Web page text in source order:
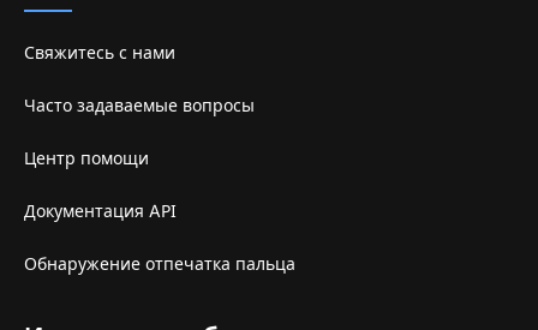
Свяжитесь с нами
Часто задаваемые вопросы
Центр помощи
Документация API
Обнаружение отпечатка пальца